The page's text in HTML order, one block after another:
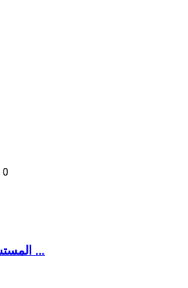
0
المستشفى يفحصون المرضى …